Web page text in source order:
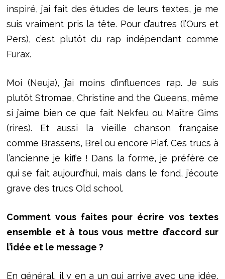
inspiré, j’ai fait des études de leurs textes, je me
suis vraiment pris la tête. Pour d’autres (l’Ours et
Pers), c’est plutôt du rap indépendant comme
Furax.
Moi (Neuja), j’ai moins d’influences rap. Je suis
plutôt Stromae, Christine and the Queens, même
si j’aime bien ce que fait Nekfeu ou Maître Gims
(rires). Et aussi la vieille chanson française
comme Brassens, Brel ou encore Piaf. Ces trucs à
l’ancienne je kiffe ! Dans la forme, je préfère ce
qui se fait aujourd’hui, mais dans le fond, j’écoute
grave des trucs Old school.
Comment vous faites pour écrire vos textes
ensemble et à tous vous mettre d’accord sur
l’idée et le message ?
En général, il y en a un qui arrive avec une idée,